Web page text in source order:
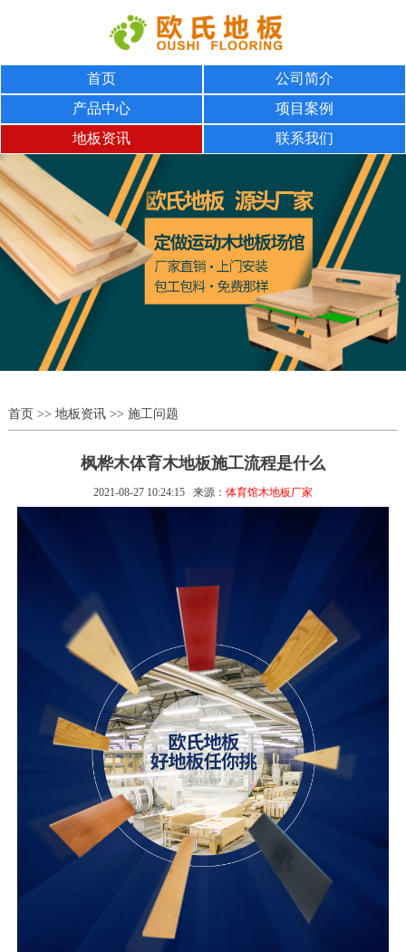
首页
公司简介
产品中心
项目案例
地板资讯
联系我们
首页>> 地板资讯>> 施工问题
枫桦木体育木地板施工流程是什么
2021-08-27 10:24:15 来源： 体育馆木地板厂家